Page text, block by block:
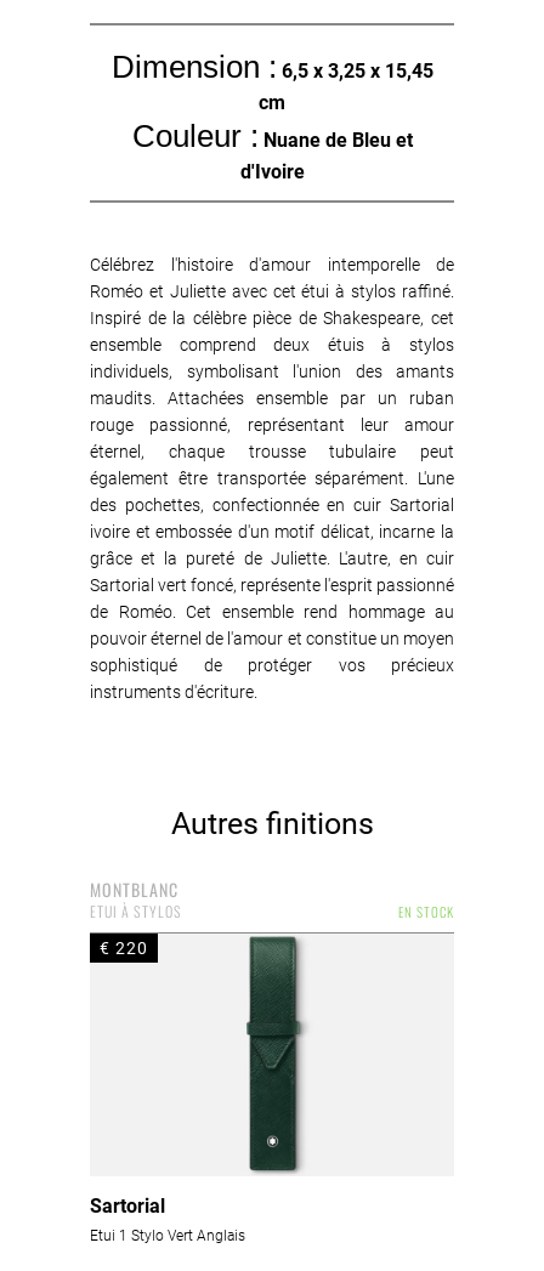
Dimension : 6,5 x 3,25 x 15,45
cm
Couleur : Nuane de Bleu et
d'Ivoire
Célébrez l'histoire d'amour intemporelle de
Roméo et Juliette avec cet étui à stylos raffiné.
Inspiré de la célèbre pièce de Shakespeare, cet
ensemble comprend deux étuis à stylos
individuels, symbolisant l'union des amants
maudits. Attachées ensemble par un ruban
rouge passionné, représentant leur amour
éternel, chaque trousse tubulaire peut
également être transportée séparément. L'une
des pochettes, confectionnée en cuir Sartorial
ivoire et embossée d'un motif délicat, incarne la
grâce et la pureté de Juliette. L'autre, en cuir
Sartorial vert foncé, représente l'esprit passionné
de Roméo. Cet ensemble rend hommage au
pouvoir éternel de l'amour et constitue un moyen
sophistiqué de protéger vos précieux
instruments d'écriture.
Autres finitions
MONTBLANC
EN STOCK
ETUI À STYLOS
€ 220
Sartorial
Etui 1 Stylo Vert Anglais